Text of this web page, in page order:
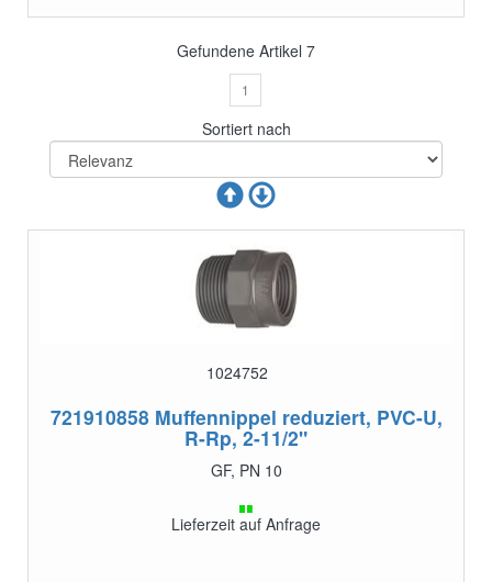
Gefundene Artikel 7
1
Sortiert nach
1024752
721910858 Muffennippel reduziert, PVC-U,
R-Rp, 2-11/2"
GF, PN 10
Lieferzeit auf Anfrage